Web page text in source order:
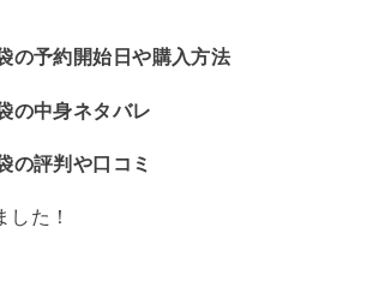
の予約開始日や購入方法
の中身ネタバレ
の評判や口コミ
した！